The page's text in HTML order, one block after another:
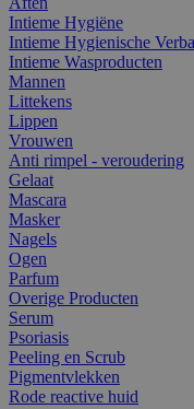
Intieme Hygiëne
Intieme Hygienische
Intieme Wasproducten
Mannen
Littekens
Lippen
Vrouwen
Anti rimpel - veroudering
Gelaat
Mascara
Masker
Nagels
Ogen
Parfum
Overige Producten
Serum
Psoriasis
Peeling en Scrub
Pigmentvlekken
Rode reactive huid